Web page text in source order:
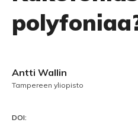
Antti Wallin
Tampereen yliopisto
DOI: